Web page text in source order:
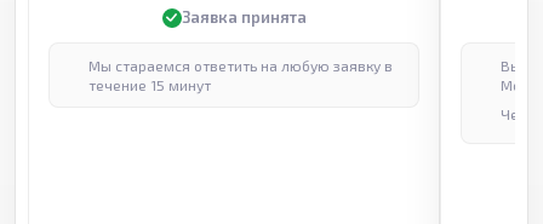
Заявка принята
Мы стараемся ответить на любую заявку в
течение 15 минут